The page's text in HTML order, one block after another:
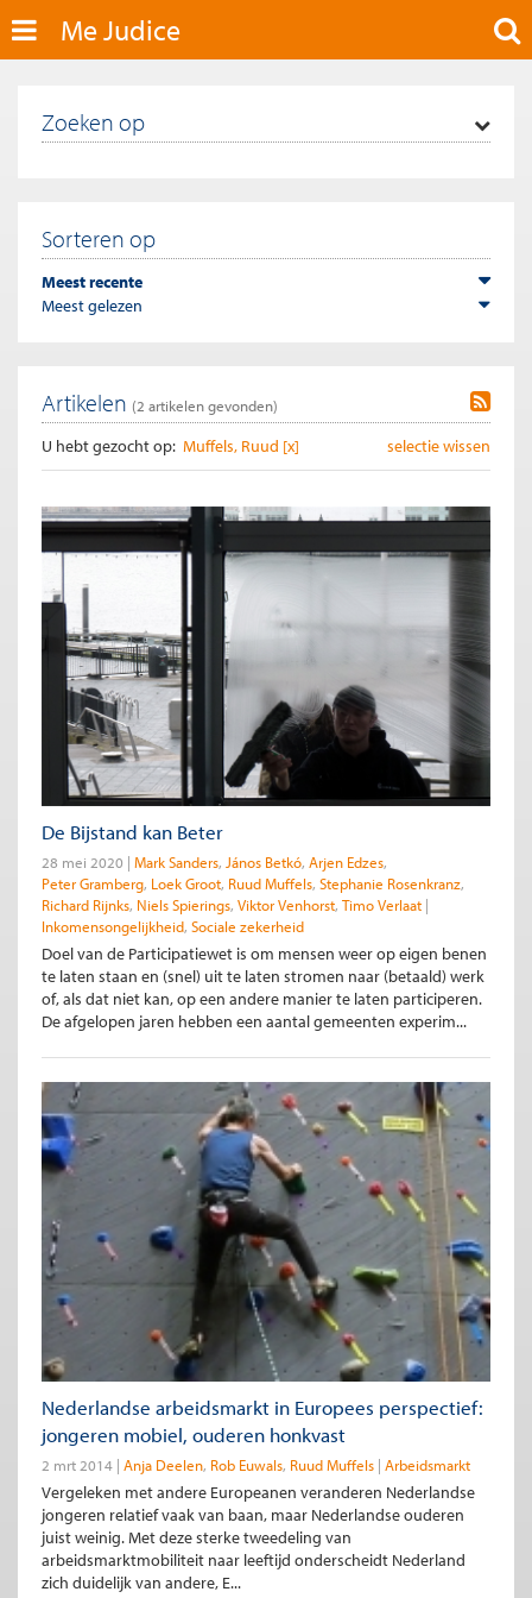
Me Judice
Zoeken op
Sorteren op
Meest recente
Meest gelezen
Artikelen (2 artikelen gevonden)
U hebt gezocht op: selectie wissen
Muffels, Ruud [x]
De Bijstand kan Beter
28 mei 2020 Mark Sanders János Betkó Arjen Edzes
Peter Gramberg Loek Groot Ruud Muffels Stephanie Rosenkranz
Richard Rijnks Niels Spierings Viktor Venhorst Timo Verlaat
Inkomensongelijkheid Sociale zekerheid
Doel van de Participatiewet is om mensen weer op eigen benen
te laten staan en (snel) uit te laten stromen naar (betaald) werk
of, als dat niet kan, op een andere manier te laten participeren.
De afgelopen jaren hebben een aantal gemeenten experim...
Nederlandse arbeidsmarkt in Europees perspectief:
jongeren mobiel, ouderen honkvast
2 mrt 2014 Anja Deelen Rob Euwals Ruud Muffels Arbeidsmarkt
Vergeleken met andere Europeanen veranderen Nederlandse
jongeren relatief vaak van baan, maar Nederlandse ouderen
juist weinig. Met deze sterke tweedeling van
arbeidsmarktmobiliteit naar leeftijd onderscheidt Nederland
zich duidelijk van andere, E...